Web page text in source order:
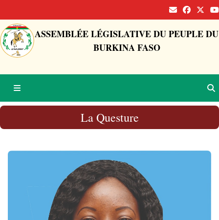
ASSEMBLÉE LÉGISLATIVE DU PEUPLE DU
BURKINA FASO
La Questure